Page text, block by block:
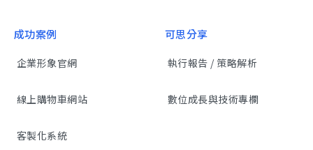
成功案例
企業形象官網
線上購物車網站
客製化系統
可思分享
執行報告 / 策略解析
數位成長與技術專欄